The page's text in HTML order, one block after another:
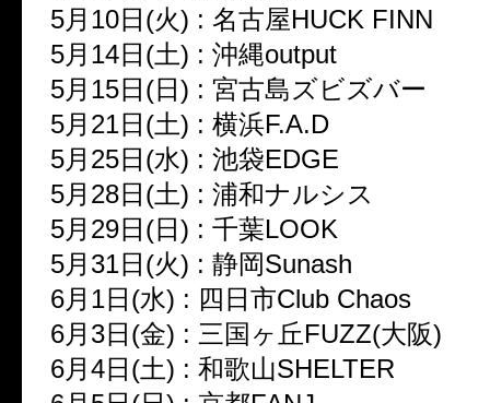
5月10日(火) : 名古屋HUCK FINN
5月14日(土) : 沖縄output
5月15日(日) : 宮古島ズビズバー
5月21日(土) : 横浜F.A.D
5月25日(水) : 池袋EDGE
5月28日(土) : 浦和ナルシス
5月29日(日) : 千葉LOOK
5月31日(火) : 静岡Sunash
6月1日(水) : 四日市Club Chaos
6月3日(金) : 三国ヶ丘FUZZ(大阪)
6月4日(土) : 和歌山SHELTER